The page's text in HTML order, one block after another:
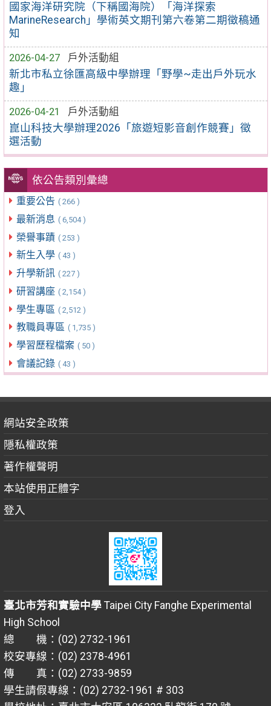
國家海洋研究院（下稱國海院）「海洋探索
MarineResearch」學術英文期刊第六卷第二期徵稿通
知
2026-04-27
戶外活動組
新北市私立徐匯高級中學辦理「野學~走出戶外玩水
趣」
2026-04-21
戶外活動組
崑山科技大學辦理2026「旅遊短影音創作競賽」徵
選活動
依公告類別彙總
重要公告 ( 266 )
最新消息 ( 6,504 )
榮譽事蹟 ( 253 )
新生入學 ( 43 )
升學新訊 ( 227 )
研習講座 ( 2,154 )
學生專區 ( 2,512 )
教職員專區 ( 1,735 )
學習歷程檔案 ( 50 )
會議記錄 ( 43 )
網站安全政策
隱私權政策
著作權聲明
本站使用正體字
登入
臺北市芳和實驗中學Taipei City Fanghe Experimental
High School
總 機：(02) 2732-1961
校安專線：(02) 2378-4961
傳 真：(02) 2733-9859
學生請假專線：(02) 2732-1961 # 303